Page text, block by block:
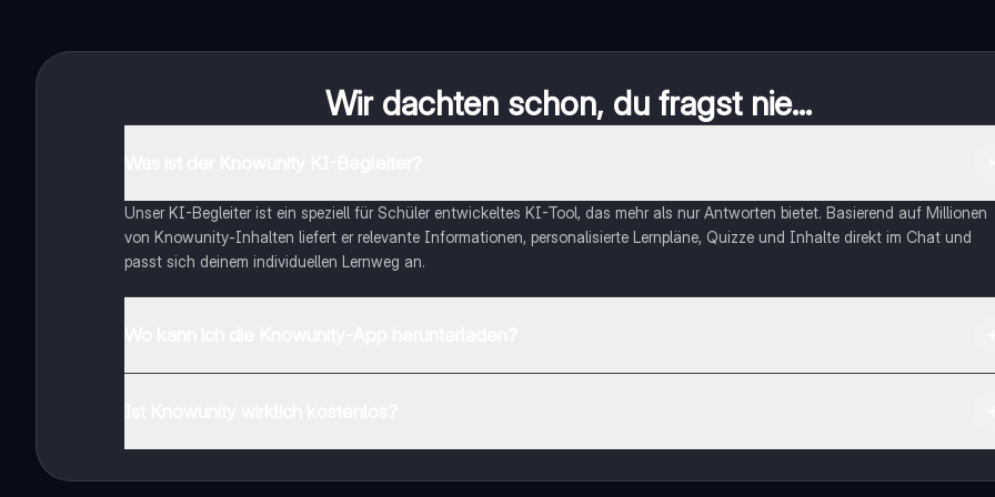
Wir dachten schon, du fragst nie...
Unser KI-Begleiter ist ein speziell für Schüler entwickeltes KI-Tool, das mehr als nur Antworten bietet. Basierend auf Millionen
von Knowunity-Inhalten liefert er relevante Informationen, personalisierte Lernpläne, Quizze und Inhalte direkt im Chat und
passt sich deinem individuellen Lernweg an.
auf deinem Handy.